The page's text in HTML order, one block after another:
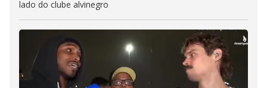
lado do clube alvinegro